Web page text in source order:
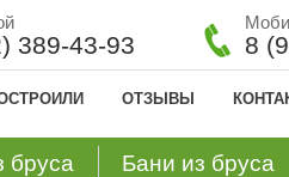
389-43-93 8
ОТЗЫВЫ
бруса Бани из бруса